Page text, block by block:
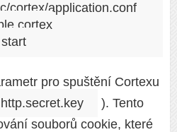
cortex/application.conf
cortex
pro spuštění Cortexu
). Tento
souborů cookie, které